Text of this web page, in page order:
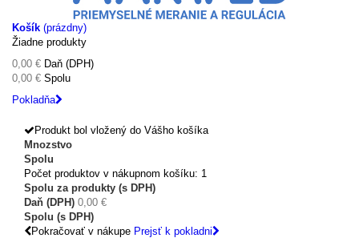
Košík (prázdny)
Žiadne produkty
0,00 € Daň (DPH)
0,00 € Spolu
Pokladňa
Produkt bol vložený do Vášho košíka
Mnozstvo
Spolu
Počet produktov v nákupnom košíku: 1
Spolu za produkty (s DPH)
Daň (DPH) 0,00 €
Spolu (s DPH)
Pokračovať v nákupe Prejsť k pokladni